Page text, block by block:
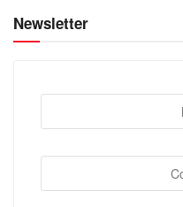
Newsletter